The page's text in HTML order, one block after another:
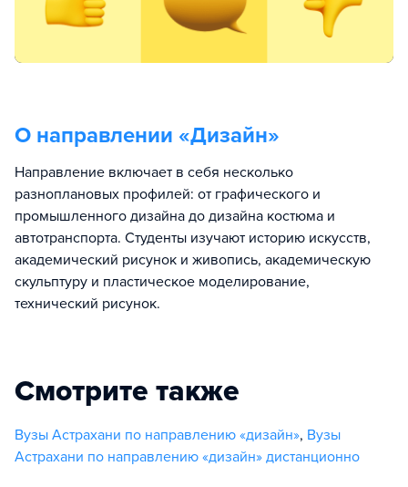
О направлении «Дизайн»
Направление включает в себя несколько
разноплановых профилей: от графического и
промышленного дизайна до дизайна костюма и
автотранспорта. Студенты изучают историю искусств,
академический рисунок и живопись, академическую
скульптуру и пластическое моделирование,
технический рисунок.
Смотрите также
Вузы Астрахани по направлению «дизайн», Вузы
Астрахани по направлению «дизайн» дистанционно